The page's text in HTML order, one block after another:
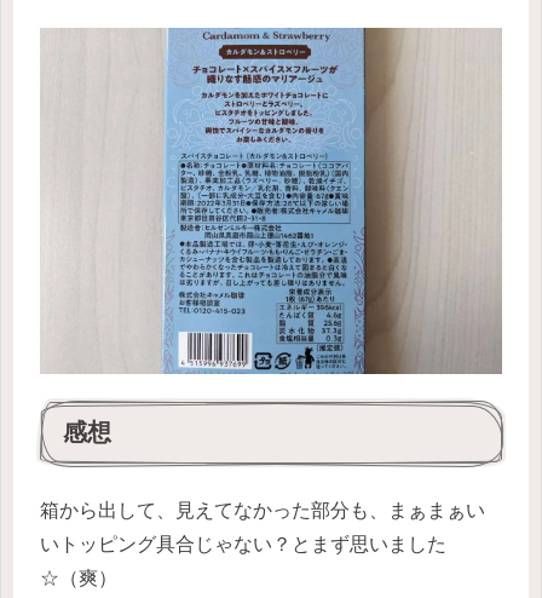
感想
箱から出して、見えてなかった部分も、まぁまぁい
いトッピング具合じゃない？とまず思いました
☆（爽）